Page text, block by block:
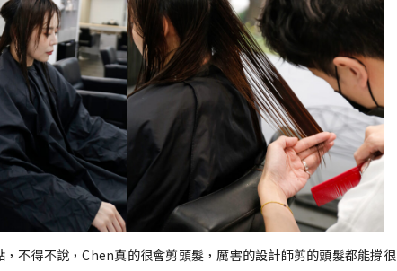
不得不說，Chen真的很會剪頭髮，厲害的設計師剪的頭髮都能撐很